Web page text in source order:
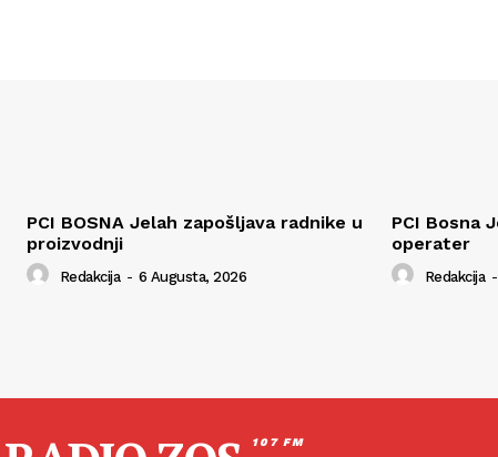
PCI BOSNA Jelah zapošljava radnike u
proizvodnji
Redakcija - 6 Augusta, 2026
PCI Bosna
operater
Redakcija -
107 FM